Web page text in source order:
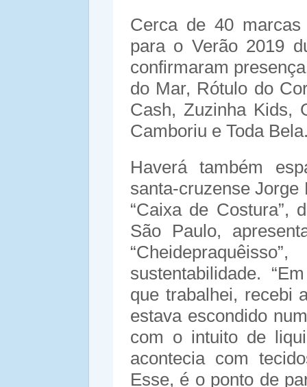
Cerca de 40
para o Verão 2019
confirmaram
do Mar, Rótulo do
Cash, Zuzinha Kids,
Camboriu e Toda
Haverá também
santa-cruzense
“Caixa de Costura”,
São Paulo,
sustentabilidade.
que trabalhei, recebi
estava escondido
com o intuito de
acontecia com
Esse, é o ponto de